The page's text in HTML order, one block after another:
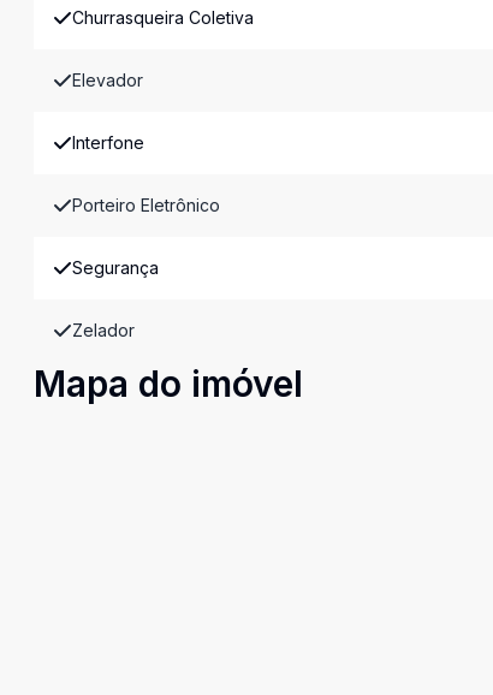
Churrasqueira Coletiva
Elevador
Interfone
Porteiro Eletrônico
Segurança
Zelador
Mapa do imóvel